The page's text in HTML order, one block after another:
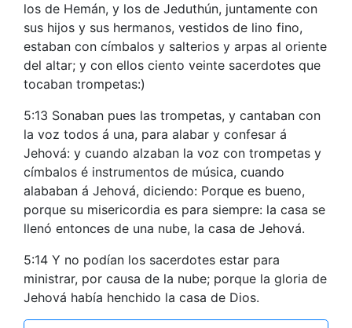
los de Hemán, y los de Jeduthún, juntamente con
sus hijos y sus hermanos, vestidos de lino fino,
estaban con címbalos y salterios y arpas al oriente
del altar; y con ellos ciento veinte sacerdotes que
tocaban trompetas:)
5:13 Sonaban pues las trompetas, y cantaban con
la voz todos á una, para alabar y confesar á
Jehová: y cuando alzaban la voz con trompetas y
címbalos é instrumentos de música, cuando
alababan á Jehová, diciendo: Porque es bueno,
porque su misericordia es para siempre: la casa se
llenó entonces de una nube, la casa de Jehová.
5:14 Y no podían los sacerdotes estar para
ministrar, por causa de la nube; porque la gloria de
Jehová había henchido la casa de Dios.